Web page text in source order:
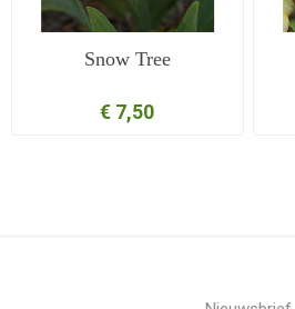
Snow Tree
€ 7,50